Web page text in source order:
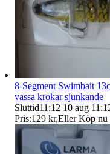
8-Segment Swimbait
vassa krokar sjunkande
Sluttid11:12 10 aug
Pris:129 kr,Eller Köp nu